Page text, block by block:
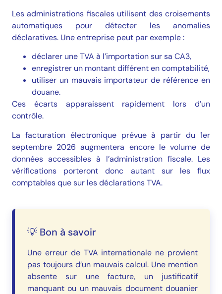
Les administrations fiscales utilisent des croisements
automatiques pour détecter les anomalies
déclaratives. Une entreprise peut par exemple :
déclarer une TVA à l’importation sur sa CA3,
enregistrer un montant différent en comptabilité,
utiliser un mauvais importateur de référence en
douane.
Ces écarts apparaissent rapidement lors d’un
contrôle.
La facturation électronique prévue à partir du 1er
septembre 2026 augmentera encore le volume de
données accessibles à l’administration fiscale. Les
vérifications porteront donc autant sur les flux
comptables que sur les déclarations TVA.
💡 Bon à savoir
Une erreur de TVA internationale ne provient
pas toujours d’un mauvais calcul. Une mention
absente sur une facture, un justificatif
manquant ou un mauvais document douanier